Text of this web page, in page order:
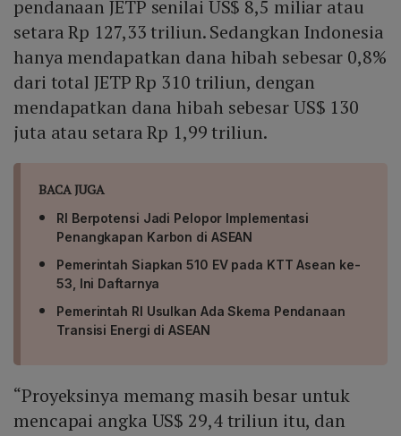
pendanaan JETP senilai US$ 8,5 miliar atau
setara Rp 127,33 triliun. Sedangkan Indonesia
hanya mendapatkan dana hibah sebesar 0,8%
dari total JETP Rp 310 triliun, dengan
mendapatkan dana hibah sebesar US$ 130
juta atau setara Rp 1,99 triliun.
BACA JUGA
RI Berpotensi Jadi Pelopor Implementasi
Penangkapan Karbon di ASEAN
Pemerintah Siapkan 510 EV pada KTT Asean ke-
53, Ini Daftarnya
Pemerintah RI Usulkan Ada Skema Pendanaan
Transisi Energi di ASEAN
“Proyeksinya memang masih besar untuk
mencapai angka US$ 29,4 triliun itu, dan